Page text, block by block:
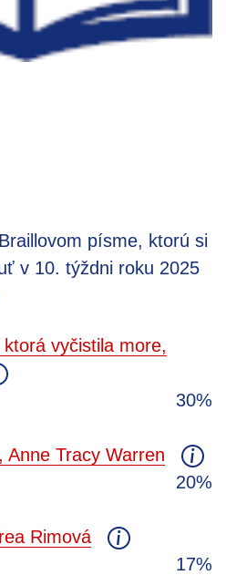
písme, ktorú si
v 10. týždni roku 2025
vyčistila more,
30%
Anne Tracy Warren
20%
Rimová
17%